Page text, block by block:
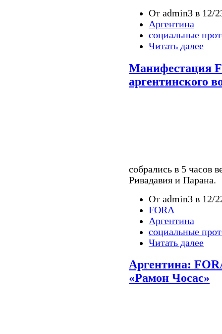
От admin3 в 12/
Аргентина
социальные
Читать далее
Манифестация
аргентинского
собрались в 5 часов
Ривадавия и Парана.
От admin3 в 12/
FORA
Аргентина
социальные
Читать далее
Аргентина:
«Рамон Чосас»